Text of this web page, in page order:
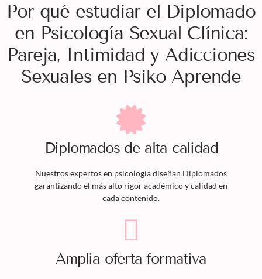
Por qué estudiar el Diplomado
en Psicología Sexual Clínica:
Pareja, Intimidad y Adicciones
Sexuales en Psiko Aprende
Diplomadosde alta calidad
Nuestros expertos en psicología diseñan Diplomados
garantizando el más alto rigor académico y calidad en
cada contenido.
Amplia oferta formativa